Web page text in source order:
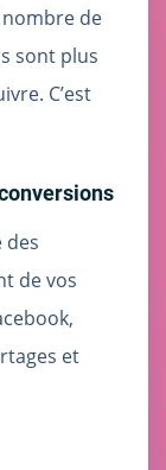
nombre de
sont plus
C’est
des
de vos
et